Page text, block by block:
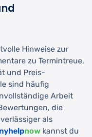
Hinweise zur
zu Termintreue,
und Preis-
sind häufig
Arbeit
die
als
now kannst du